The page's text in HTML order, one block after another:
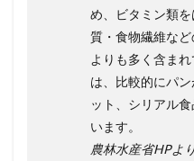
め、ビタミン類
質・食物繊維な
よりも多く含ま
は、比較的にパ
ット、シリアル
います。
農林水産省HPよ